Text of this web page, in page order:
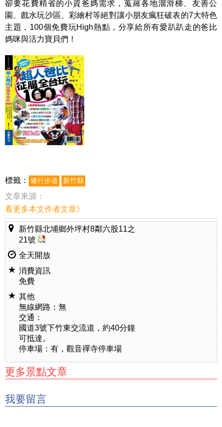
卻要花費精省的小資爸媽需求，蒐羅各地溜滑梯、友善公
園、戲水玩沙區、彩繪村等絕對讓小朋友瘋狂破表的7大特色
主題，100個免費玩High熱點，分享給所有愛趴趴走的爸比
媽咪與活力寶貝們！
標籤： 健行步道 新竹縣
文章來源：
看更多本文作者文章》
新竹縣北埔鄉外坪村8鄰六股11之
21號
全天開放
消費資訊
免費
其他
無線網路：無
交通：
國道3號下竹東交流道，約40分鐘
可抵達。
停車場：有，觀音禪寺停車場
更多景點文章
我要留言